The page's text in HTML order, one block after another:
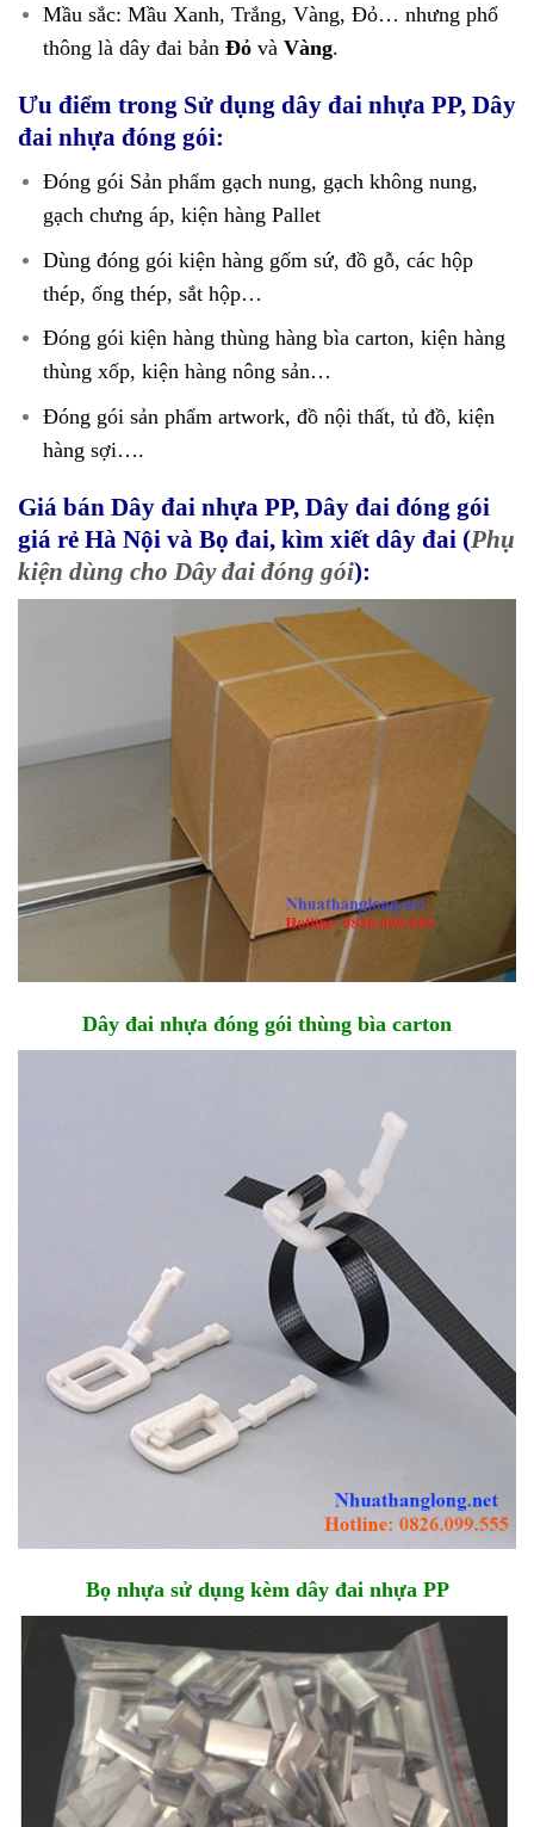
Mầu sắc: Mầu Xanh, Trắng, Vàng, Đỏ… nhưng phổ
thông là dây đai bản Đỏvà Vàng.
Ưu điểm trong Sử dụng dây đai nhựa PP, Dây
đai nhựa đóng gói:
Đóng gói Sản phẩm gạch nung, gạch không nung,
gạch chưng áp, kiện hàng Pallet
Dùng đóng gói kiện hàng gốm sứ, đồ gỗ, các hộp
thép, ống thép, sắt hộp…
Đóng gói kiện hàng thùng hàng bìa carton, kiện hàng
thùng xốp, kiện hàng nông sản…
Đóng gói sản phẩm artwork, đồ nội thất, tủ đồ, kiện
hàng sợi….
Giá bán Dây đai nhựa PP, Dây đai đóng gói
giá rẻ Hà Nội và Bọ đai, kìm xiết dây đai (Phụ
kiện dùng cho Dây đai đóng gói):
Dây đai nhựa đóng gói thùng bìa carton
Bọ nhựa sử dụng kèm dây đai nhựa PP